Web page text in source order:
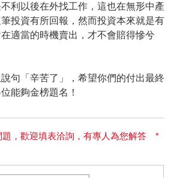
利以後在外找工作，這也在無形中產
投資有所回報，然而投資本來就是有
適當的時機賣出，才不會賠得慘兮
句「辛苦了」，希望你們的付出最終
能夠金榜題名！
題，歡迎填表洽詢，有專人為您解答 *